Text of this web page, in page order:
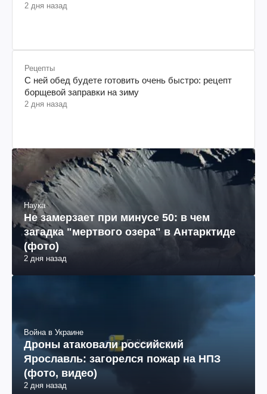
2 дня назад
Рецепты
С ней обед будете готовить очень быстро: рецепт
борщевой заправки на зиму
2 дня назад
Наука
Не замерзает при минусе 50: в чем
загадка "мертвого озера" в Антарктиде
(фото)
2 дня назад
Война в Украине
Дроны атаковали российский
Ярославль: загорелся пожар на НПЗ
(фото, видео)
2 дня назад